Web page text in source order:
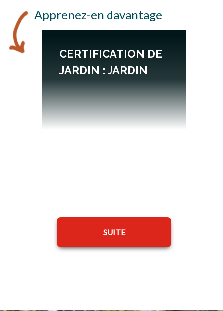
Apprenez-en davantage
CERTIFICATION DE
JARDIN : JARDIN
SUITE